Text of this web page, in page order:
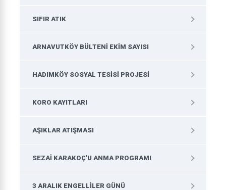
SIFIR ATIK
ARNAVUTKÖY BÜLTENI EKIM SAYISI
HADIMKÖY SOSYAL TESISI PROJESI
KORO KAYITLARI
AŞIKLAR ATIŞMASI
SEZAI KARAKOÇ'U ANMA PROGRAMI
3 ARALIK ENGELLILER GÜNÜ